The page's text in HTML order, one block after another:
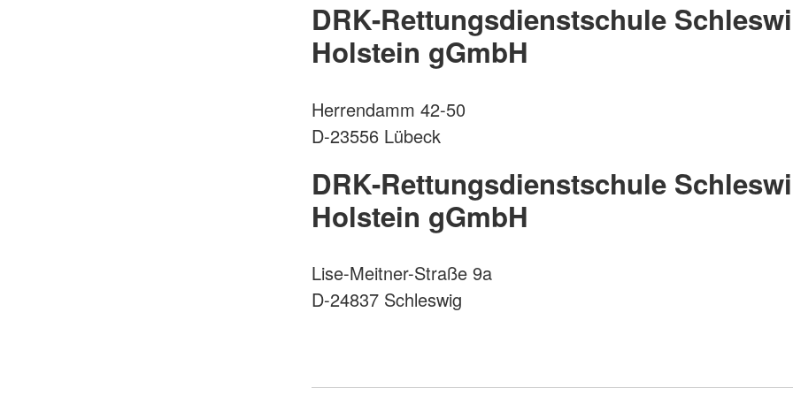
DRK-Rettungsdienstschule
Holstein gGmbH
Herrendamm 42-50
D-23556 Lübeck
DRK-Rettungsdienstschule
Holstein gGmbH
Lise-Meitner-Straße 9a
D-24837 Schleswig